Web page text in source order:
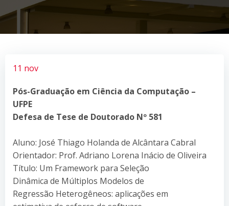
11 nov
Pós-Graduação em Ciência da Computação –
UFPE
Defesa de Tese de Doutorado Nº 581
Aluno: José Thiago Holanda de Alcântara Cabral
Orientador: Prof. Adriano Lorena Inácio de Oliveira
Título: Um Framework para Seleção
Dinâmica de Múltiplos Modelos de
Regressão Heterogêneos: aplicações em